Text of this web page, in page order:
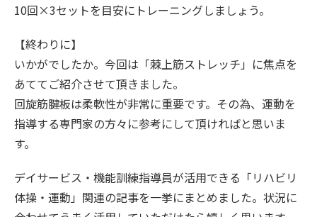
10回×3セットを目安にトレーニングしましょう。
【終わりに】
いかがでしたか。今回は「棘上筋ストレッチ」に焦点を
あててご紹介させて頂きました。
回旋筋腱板は柔軟性が非常に重要です。その為、運動を
指導する専門家の方々に参考にして頂ければと思いま
す。
デイサービス・機能訓練指導員が活用できる「リハビリ
体操・運動」関連の記事を一挙にまとめました。状況に